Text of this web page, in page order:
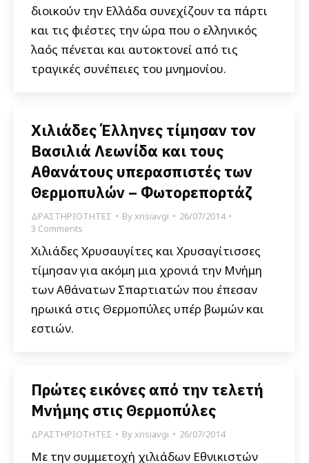
διοικούν την Ελλάδα συνεχίζουν τα πάρτι
και τις φιέστες την ώρα που ο ελληνικός
λαός πένεται και αυτοκτονεί από τις
τραγικές συνέπειες του μνημονίου.
Χιλιάδες Έλληνες τίμησαν τον
Βασιλιά Λεωνίδα και τους
Αθανάτους υπερασπιστές των
Θερμοπυλών – Φωτορεπορτάζ
ΔΡΑΣΤΗΡΙΟΤΗΤΕΣ Byxrisiavgi
26/07/2014
3 Comments
Χιλιάδες Χρυσαυγίτες και Χρυσαγίτισσες
τίμησαν για ακόμη μια χρονιά την Μνήμη
των Αθάνατων Σπαρτιατών που έπεσαν
ηρωικά στις Θερμοπύλες υπέρ βωμών και
εστιών.
Πρώτες εικόνες από την τελετή
Μνήμης στις Θερμοπύλες
ΔΡΑΣΤΗΡΙΟΤΗΤΕΣ Byxrisiavgi 26/07/2014
Με την συμμετοχή χιλιάδων Εθνικιστών